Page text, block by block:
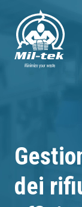
dei